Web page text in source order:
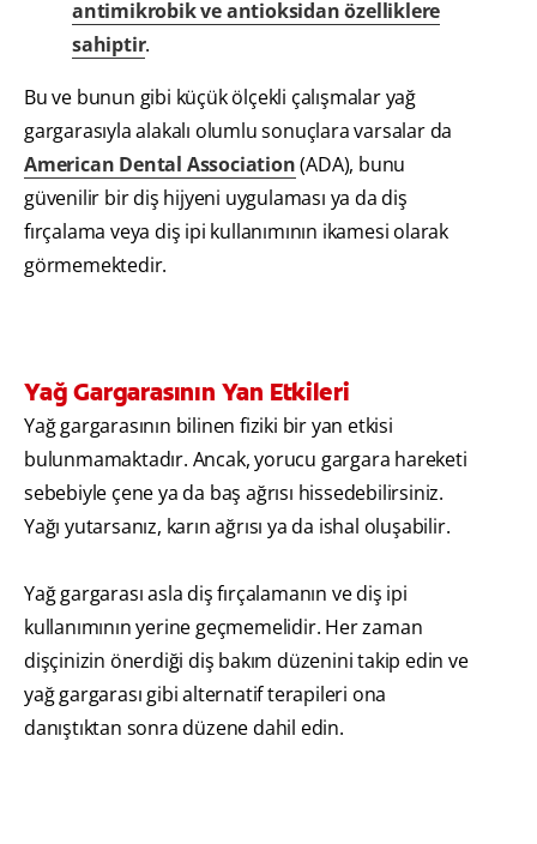
antimikrobik ve antioksidan özelliklere
sahiptir.
Bu ve bunun gibi küçük ölçekli çalışmalar yağ
gargarasıyla alakalı olumlu sonuçlara varsalar da
American Dental Association(ADA), bunu
güvenilir bir diş hijyeni uygulaması ya da diş
fırçalama veya diş ipi kullanımının ikamesi olarak
görmemektedir.
Yağ Gargarasının Yan Etkileri
Yağ gargarasının bilinen fiziki bir yan etkisi
bulunmamaktadır. Ancak, yorucu gargara hareketi
sebebiyle çene ya da baş ağrısı hissedebilirsiniz.
Yağı yutarsanız, karın ağrısı ya da ishal oluşabilir.
Yağ gargarası asla diş fırçalamanın ve diş ipi
kullanımının yerine geçmemelidir. Her zaman
dişçinizin önerdiği diş bakım düzenini takip edin ve
yağ gargarası gibi alternatif terapileri ona
danıştıktan sonra düzene dahil edin.